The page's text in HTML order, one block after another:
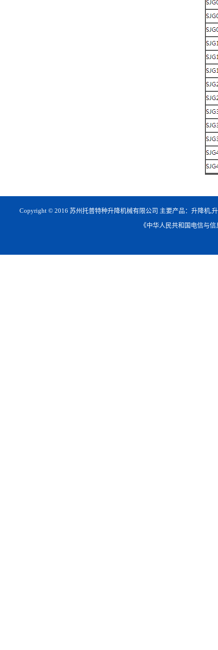
Copyright © 2016 苏州托普特种升降机械有限公司 主要产品：升降机,
《中华人民共和国电信与